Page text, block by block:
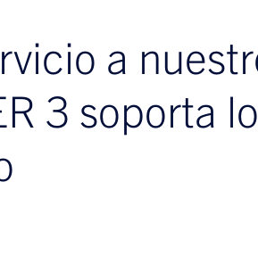
a
3 soporta